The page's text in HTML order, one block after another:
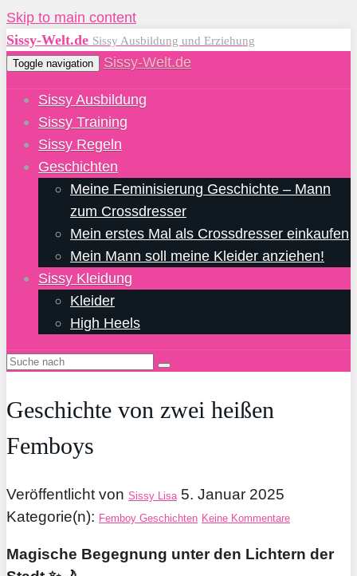
Skip to main content
Sissy-Welt.de Sissy Ausbildung und Erziehung
Toggle navigation Sissy-Welt.de
Sissy Ausbildung
Sissy Training
Sissy Regeln
Geschichten
Meine Feminisierung Geschichte – Mann
zum Crossdresser
Mein erstes Mal als Crossdresser einkaufen
Mein Mann soll meine Kleider anziehen!
Sissy Kleidung
Kleider
High Heels
Geschichte von zwei heißen
Femboys
Veröffentlicht von Sissy Lisa 5. Januar 2025
Kategorie(n): Femboy Geschichten Keine Kommentare
Magische Begegnung unter den Lichtern der